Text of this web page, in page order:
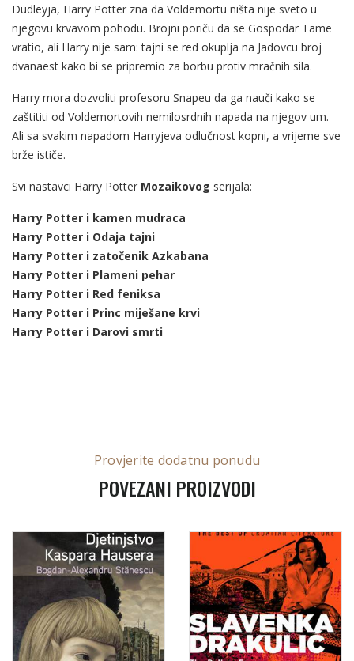
Dudleyja, Harry Potter zna da Voldemortu ništa nije sveto u
njegovu krvavom pohodu. Brojni poriču da se Gospodar Tame
vratio, ali Harry nije sam: tajni se red okuplja na Jadovcu broj
dvanaest kako bi se pripremio za borbu protiv mračnih sila.
Harry mora dozvoliti profesoru Snapeu da ga nauči kako se
zaštititi od Voldemortovih nemilosrdnih napada na njegov um.
Ali sa svakim napadom Harryjeva odlučnost kopni, a vrijeme sve
brže ističe.
Svi nastavci Harry Potter Mozaikovog serijala:
Harry Potter i kamen mudraca
Harry Potter i Odaja tajni
Harry Potter i zatočenik Azkabana
Harry Potter i Plameni pehar
Harry Potter i Red feniksa
Harry Potter i Princ miješane krvi
Harry Potter i Darovi smrti
Provjerite dodatnu ponudu
POVEZANI PROIZVODI